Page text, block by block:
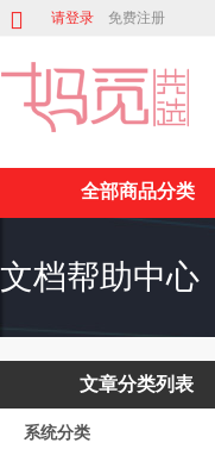
请登录 免费注册
全部商品分类
文档帮助中心
文章分类列表
系统分类